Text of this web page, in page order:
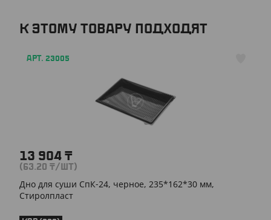
К ЭТОМУ ТОВАРУ ПОДХОДЯТ
АРТ. 23005
13 904 ₸
(63.20 ₸/ШТ)
Дно для суши СпК-24, черное, 235*162*30 мм,
Стиролпласт